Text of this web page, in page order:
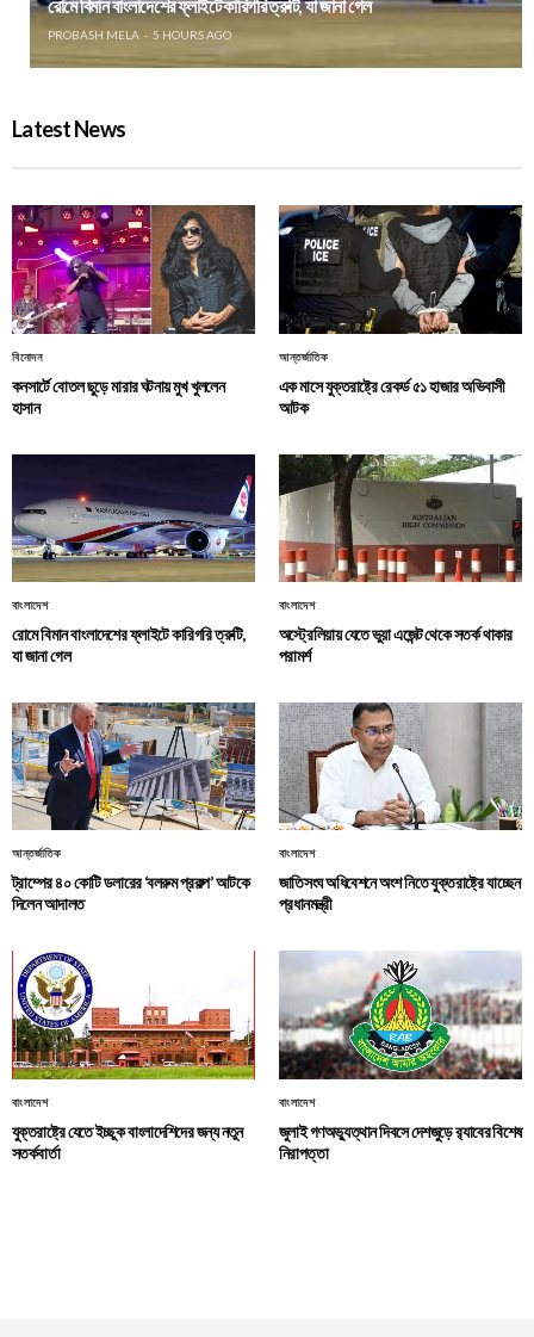
রোমে বিমান বাংলাদেশের ফ্লাইটে কারিগরি ত্রুটি, যা জানা গেল
PROBASH MELA 5 HOURS AGO
Latest News
বিনোদন
কনসার্টে বোতল ছুড়ে মারার ঘটনায় মুখ খুললেন
হাসান
আন্তর্জাতিক
এক মাসে যুক্তরাষ্ট্রে রেকর্ড ৫১ হাজার অভিবাসী
আটক
বাংলাদেশ
রোমে বিমান বাংলাদেশের ফ্লাইটে কারিগরি ত্রুটি,
যা জানা গেল
বাংলাদেশ
অস্ট্রেলিয়ায় যেতে ভুয়া এজেন্ট থেকে সতর্ক থাকার
পরামর্শ
আন্তর্জাতিক
ট্রাম্পের ৪০ কোটি ডলারের ‘বলরুম প্রকল্প’ আটকে
দিলেন আদালত
বাংলাদেশ
জাতিসংঘ অধিবেশনে অংশ নিতে যুক্তরাষ্ট্রে যাচ্ছেন
প্রধানমন্ত্রী
বাংলাদেশ
যুক্তরাষ্ট্রে যেতে ইচ্ছুক বাংলাদেশিদের জন্য নতুন
সতর্কবার্তা
বাংলাদেশ
জুলাই গণঅভ্যুত্থান দিবসে দেশজুড়ে র‌্যাবের বিশেষ
নিরাপত্তা